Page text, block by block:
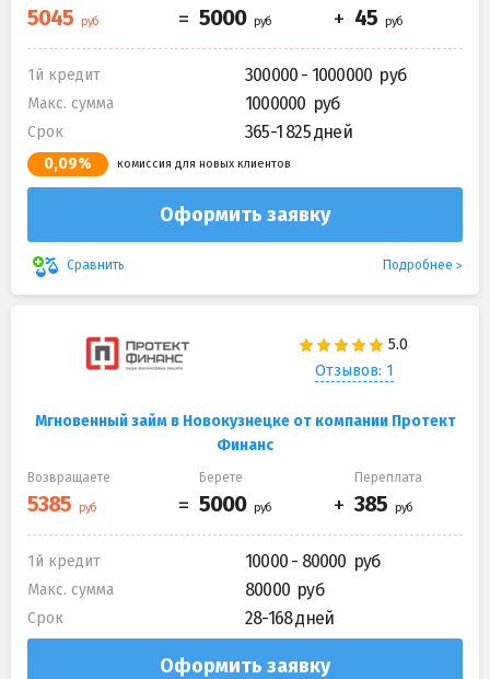
1й кредит 300000 - 1000000
Макс. сумма 1000000
Срок 365-1 825 дней
0,09% комиссия для новых клиентов
Оформить заявку
Сравнить Подробнее
Отзывов: 1
Мгновенный займ в Новокузнецке от компании Протект
Финанс
Возвращаете Берете Переплата
1й кредит 10000 - 80000
Макс. сумма 80000
Срок 28-168 дней
Оформить заявку